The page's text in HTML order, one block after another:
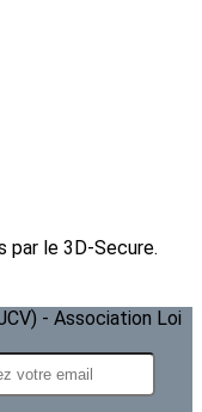
par le 3D-Secure.
- Association Loi